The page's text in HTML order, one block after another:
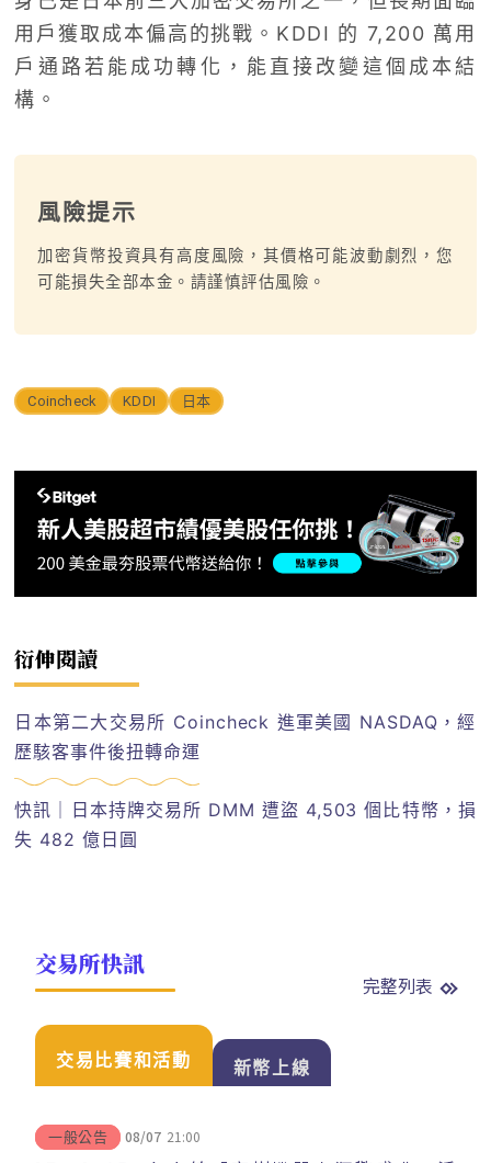
用戶獲取成本偏高的挑戰。KDDI 的 7,200 萬用
戶通路若能成功轉化，能直接改變這個成本結
構。
風險提示
加密貨幣投資具有高度風險，其價格可能波動劇烈，您
可能損失全部本金。請謹慎評估風險。
Coincheck KDDI 日本
衍伸閱讀
日本第二大交易所 Coincheck 進軍美國 NASDAQ，經
歷駭客事件後扭轉命運
快訊｜日本持牌交易所 DMM 遭盜 4,503 個比特幣，損
失 482 億日圓
交易所快訊
完整列表
交易比賽和活動 新幣上線
一般公告 08/07 21:00